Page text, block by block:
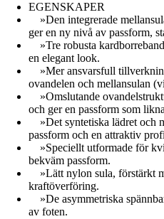
EGENSKAPER
»Den integrerade
ger en ny nivå av passform,
»Tre robusta
en elegant look.
»Mer ansvarsfull
ovandelen och mellansulan
»Omslutande
och ger en passform som
»Det syntetiska lädret och
passform och en attraktiv
»Speciellt utformade för
bekväm passform.
»Lätt nylon sula, förstärkt
kraftöverföring.
»De asymmetriska
av foten.